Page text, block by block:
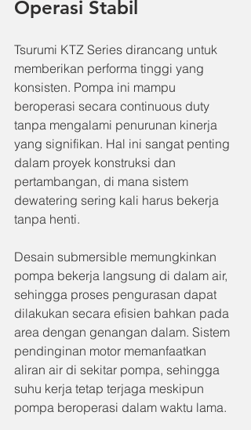
Operasi Stabil
Tsurumi KTZ Series dirancang untuk
memberikan performa tinggi yang
konsisten. Pompa ini mampu
beroperasi secara continuous duty
tanpa mengalami penurunan kinerja
yang signifikan. Hal ini sangat penting
dalam proyek konstruksi dan
pertambangan, di mana sistem
dewatering sering kali harus bekerja
tanpa henti.
Desain submersible memungkinkan
pompa bekerja langsung di dalam air,
sehingga proses pengurasan dapat
dilakukan secara efisien bahkan pada
area dengan genangan dalam. Sistem
pendinginan motor memanfaatkan
aliran air di sekitar pompa, sehingga
suhu kerja tetap terjaga meskipun
pompa beroperasi dalam waktu lama.